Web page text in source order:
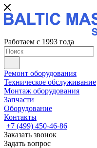
Работаем с 1993 года
Ремонт оборудования
Техническое обслуживание
Монтаж оборудования
Запчасти
Оборудование
Контакты
+7 (499) 450-46-86
Заказать звонок
Задать вопрос